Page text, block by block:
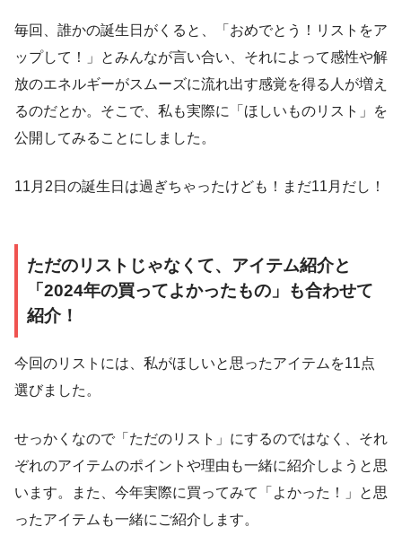
毎回、誰かの誕生日がくると、「おめでとう！リストをア
ップして！」とみんなが言い合い、それによって感性や解
放のエネルギーがスムーズに流れ出す感覚を得る人が増え
るのだとか。そこで、私も実際に「ほしいものリスト」を
公開してみることにしました。
11月2日の誕生日は過ぎちゃったけども！まだ11月だし！
ただのリストじゃなくて、アイテム紹介と
「2024年の買ってよかったもの」も合わせて
紹介！
今回のリストには、私がほしいと思ったアイテムを11点
選びました。
せっかくなので「ただのリスト」にするのではなく、それ
ぞれのアイテムのポイントや理由も一緒に紹介しようと思
います。また、今年実際に買ってみて「よかった！」と思
ったアイテムも一緒にご紹介します。